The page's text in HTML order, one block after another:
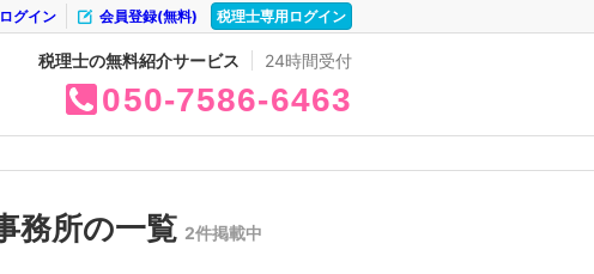
税理士専用ログイン
会員登録(無料)
ログイン
税理士の無料紹介サービス 24時間受付
050 7586 6463
務所の一覧 2件掲載中